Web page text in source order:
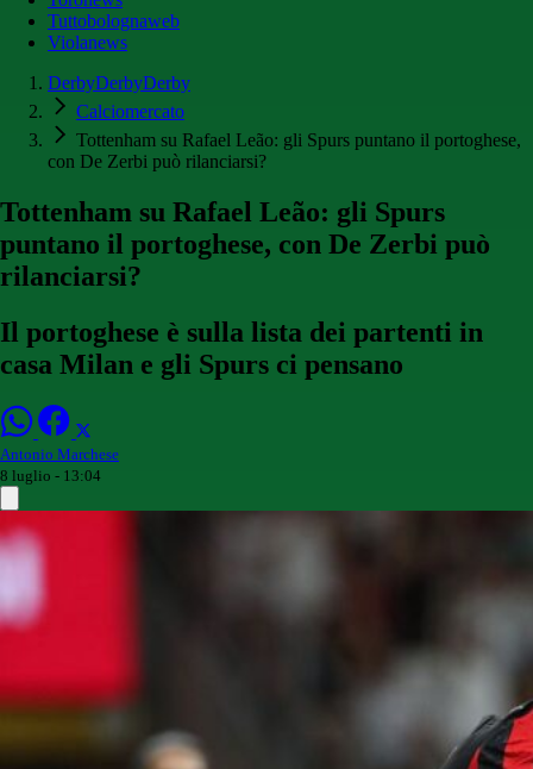
Tuttobolognaweb
Violanews
DerbyDerbyDerby
Calciomercato
Tottenham su Rafael Leão: gli Spurs puntano il portoghese,
con De Zerbi può rilanciarsi?
Tottenham su Rafael Leão: gli Spurs
puntano il portoghese, con De Zerbi può
rilanciarsi?
Il portoghese è sulla lista dei partenti in
casa Milan e gli Spurs ci pensano
Antonio Marchese
8 luglio - 13:04